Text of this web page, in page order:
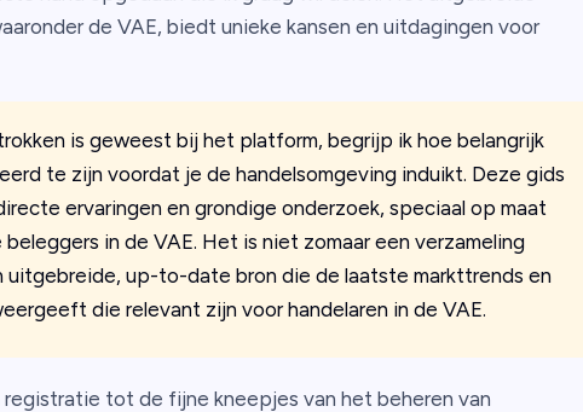
de VAE, biedt unieke kansen en uitdagingen voor
is geweest bij het platform, begrijp ik hoe belangrijk
te zijn voordat je de handelsomgeving induikt. Deze gids
ervaringen en grondige onderzoek, speciaal op maat
in de VAE. Het is niet zomaar een verzameling
uitgebreide, up-to-date bron die de laatste markttrends en
die relevant zijn voor handelaren in de VAE.
tot de fijne kneepjes van het beheren van